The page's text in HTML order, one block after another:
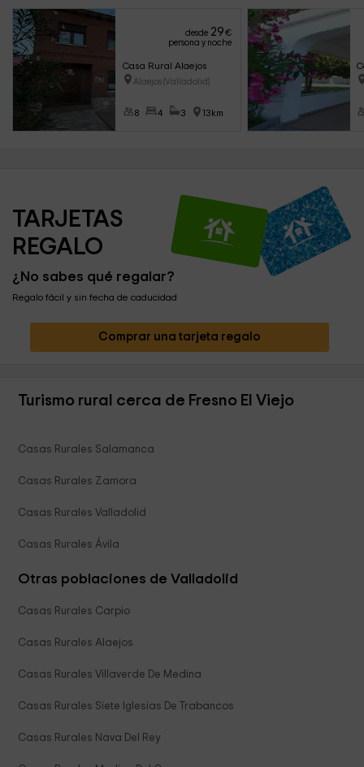
desde 29€
persona y noche
Casa Rural Alaejos
Alaejos (Valladolid)
8 4 3 13km
TARJETAS
REGALO
¿No sabes qué regalar?
Regalo fácil y sin fecha de caducidad
Comprar una tarjeta regalo
Turismo rural cerca de Fresno El Viejo
Casas Rurales Salamanca
Casas Rurales Zamora
Casas Rurales Valladolid
Casas Rurales Ávila
Otras poblaciones de Valladolid
Casas Rurales Carpio
Casas Rurales Alaejos
Casas Rurales Villaverde De Medina
Casas Rurales Siete Iglesias De Trabancos
Casas Rurales Nava Del Rey